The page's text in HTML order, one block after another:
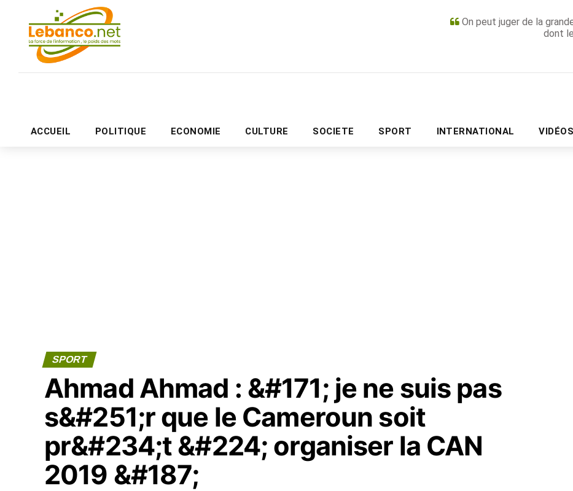
On peut juger de la
dont
ACCUEIL POLITIQUE ECONOMIE CULTURE SOCIETE SPORT INTERNATIONAL VIDÉOS
PUBLICITÉ
SPORT
Ahmad Ahmad : &#171; je ne suis pas
s&#251;r que le Cameroun soit
pr&#234;t &#224; organiser la CAN
2019 &#187;